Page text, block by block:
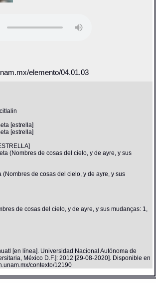
elemento/04.01.03
citlalin
[estrella]
[estrella]
(Nombres de cosas del cielo, y de ayre, y sus
(Nombres de cosas del cielo, y de ayre, y sus
de cosas del cielo, y de ayre, y sus mudanças: 1,
[en línea]. Universidad Nacional Autónoma de
México D.F.]: 2012 [29-08-2020]. Disponible en
contexto/12190